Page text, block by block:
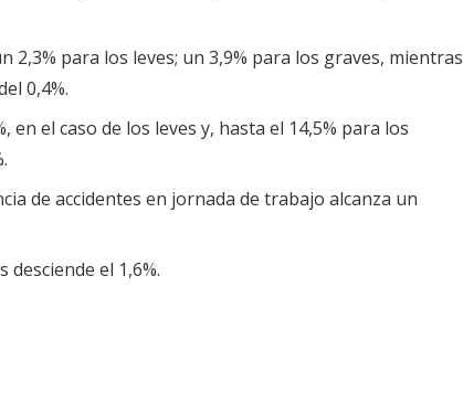
para los leves; un 3,9% para los graves, mientras
0,4%.
en el caso de los leves y, hasta el 14,5% para los
de accidentes en jornada de trabajo alcanza un
el 1,6%.